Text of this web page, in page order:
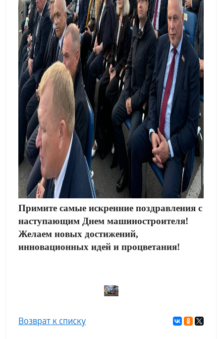
Примите самые искренние поздравления с
наступающим Днем машиностроителя!
Желаем новых достижений,
инновационных идей и процветания!
Возврат к списку